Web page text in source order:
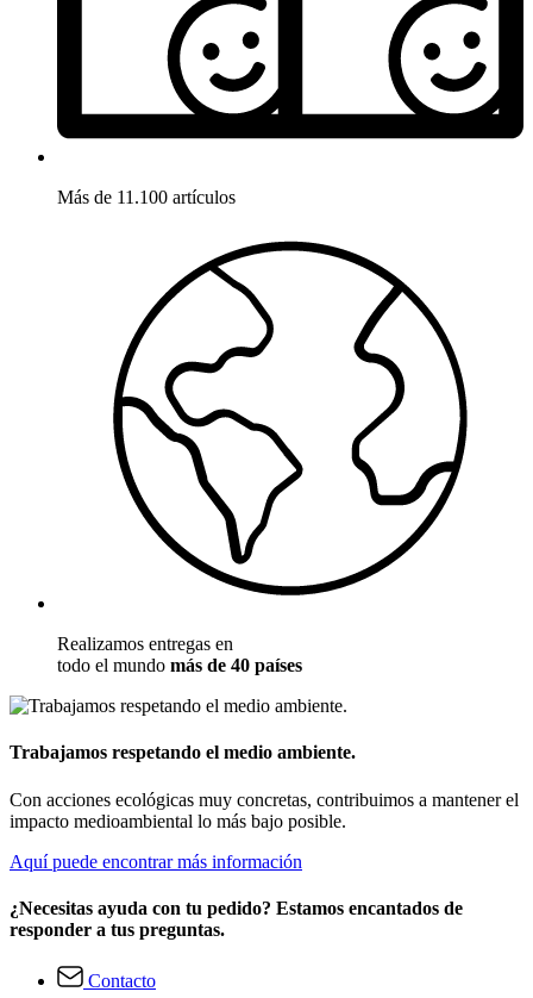
Más de 11.100 artículos
Realizamos entregas en
todo el mundo más de 40 países
Trabajamos respetando el medio ambiente.
Con acciones ecológicas muy concretas, contribuimos a mantener el
impacto medioambiental lo más bajo posible.
Aquí puede encontrar más información
¿Necesitas ayuda con tu pedido? Estamos encantados de
responder a tus preguntas.
Contacto